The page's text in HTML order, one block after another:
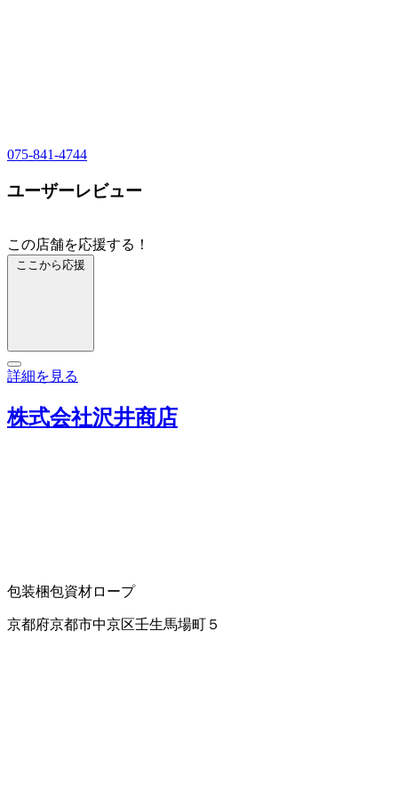
075-841-4744
ユーザーレビュー
この店舗を応援する！
ここから応援
詳細を見る
株式会社沢井商店
包装梱包資材ロープ
京都府京都市中京区壬生馬場町５